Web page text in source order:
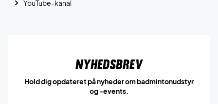
YouTube-kanal
Nyhedsbrev
Hold dig opdateret på nyheder om badmintonudstyr
og -events.